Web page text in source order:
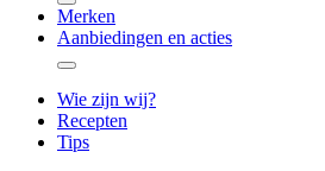
Merken
Aanbiedingen en acties
Wie zijn wij?
Recepten
Tips